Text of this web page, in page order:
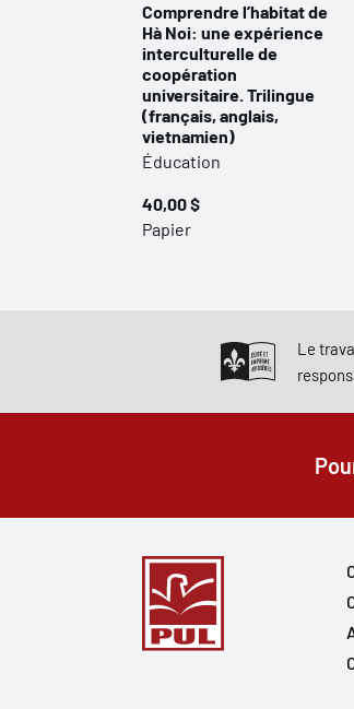
Comprendre l’habitat de
Hà Noi: une expérience
interculturelle de
coopération
universitaire. Trilingue
(français, anglais,
vietnamien)
Éducation
40,00 $
Papier
Le